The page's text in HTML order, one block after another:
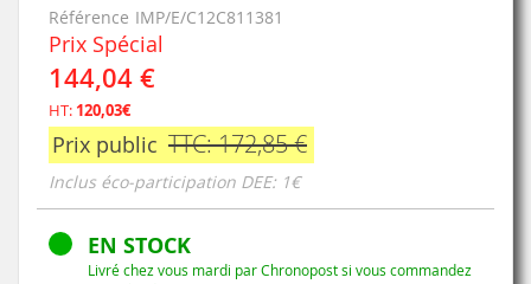
Référence IMP/E/C12C811381
Prix Spécial
144,04 €
HT: 120,03€
Prix public TTC: 172,85 €
Inclus éco-participation DEE: 1€
EN STOCK
Livré chez vous mardi par Chronopost si vous commandez
images
gallery